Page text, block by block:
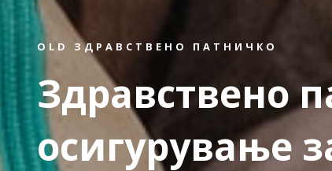
OLD ЗДРАВСТВЕНО ПАТНИЧКО
Здравствено
осигурување